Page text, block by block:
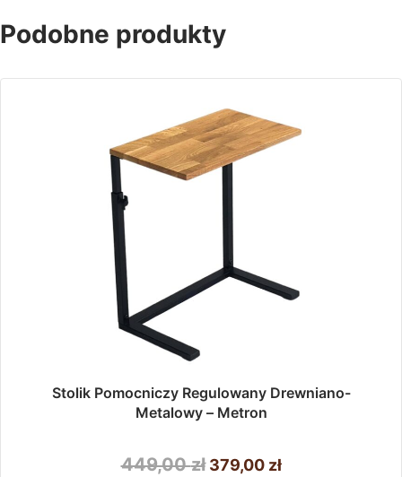
Podobne produkty
Stolik Pomocniczy Regulowany Drewniano-
Metalowy – Metron
449,00zł Pierwotna
379,00 złAktualna